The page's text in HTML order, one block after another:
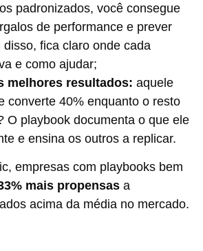
padronizados, você consegue
de performance e prever
disso, fica claro onde cada
e como ajudar;
melhores resultados: aquele
converte 40% enquanto o resto
O playbook documenta o que ele
e ensina os outros a replicar.
empresas com playbooks bem
mais propensas a
acima da média no mercado.